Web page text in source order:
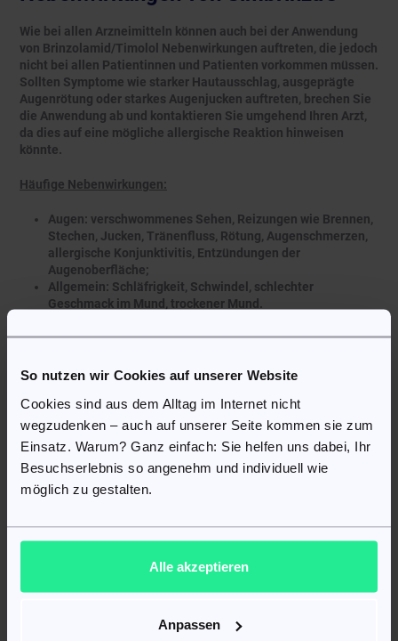
So nutzen wir Cookies auf unserer Website
Cookies sind aus dem Alltag im Internet nicht
wegzudenken – auch auf unserer Seite kommen sie zum
Einsatz. Warum? Ganz einfach: Sie helfen uns dabei, Ihr
Besuchserlebnis so angenehm und individuell wie
möglich zu gestalten.
Alle akzeptieren
Anpassen
Wie bei allen Arzneimitteln können auch bei der Anwendung
von Brinzolamid/Timolol Nebenwirkungen auftreten, die jedoch
nicht bei allen Patientinnen und Patienten vorkommen müssen.
Sollten Symptome wie starker Hautausschlag, ausgeprägte
Augenrötung oder starkes Augenjucken auftreten, brechen Sie
die Anwendung ab und kontaktieren Sie umgehend Ihren Arzt,
da dies auf eine mögliche allergische Reaktion hinweisen
könnte.
Häufige Nebenwirkungen:
Augen: verschwommenes Sehen, Reizungen wie Brennen,
Stechen, Jucken, Tränenfluss, Rötung, Augenschmerzen,
allergische Konjunktivitis, Entzündungen der
Augenoberfläche;
Allgemein: Schläfrigkeit, Schwindel, schlechter
Geschmack im Mund, trockener Mund.
Seltene Nebenwirkungen:
Augen: Entzündungen im Augeninneren,
Empfindungen, Augenausfluss, trockene Augen, Müdigkeit
der Augen, Krustenbildung am Augenlid, Schädigung der
Augenoberfläche, Ablagerungen auf der Augenoberfläche,
verminderte Sehfähigkeit, Hornhauterosion;
Herz/Kreislauf: unregelmäßiger Herzschlag, schneller
Herzinsuffizienz, niedriger oder erhöhter Blutdruck,
Ödeme, Raynaud-Phänomen, Schlaganfall;
Atemwege: Kurzatmigkeit, Asthma, Verengung der
Bronchien, Erkältungssymptome;
Nervensystem: Kopfschmerzen, Albträume,
Benommenheit, Schwäche, Kribbeln;